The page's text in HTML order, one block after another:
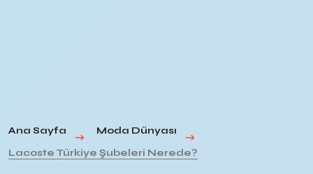
Ana Sayfa
Moda Dünyası
Lacoste Türkiye Şubeleri Nerede?